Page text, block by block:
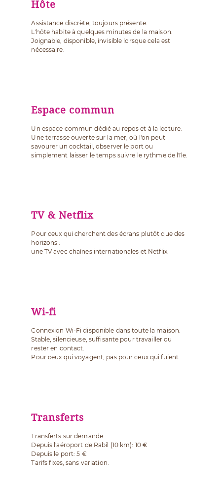
Hôte
Assistance discrète, toujours présente.
L'hôte habite à quelques minutes de la maison.
Joignable, disponible, invisible lorsque cela est
nécessaire.
Espace commun
Un espace commun dédié au repos et à la lecture.
Une terrasse ouverte sur la mer, où l'on peut
savourer un cocktail, observer le port ou
simplement laisser le temps suivre le rythme de l'île.
TV & Netflix
Pour ceux qui cherchent des écrans plutôt que des
horizons :
une TV avec chaînes internationales et Netflix.
Wi-fi
Connexion Wi-Fi disponible dans toute la maison.
Stable, silencieuse, suffisante pour travailler ou
rester en contact.
Pour ceux qui voyagent, pas pour ceux qui fuient.
Transferts
Transferts sur demande.
Depuis l'aéroport de Rabil (10 km): 10 €
Depuis le port: 5 €
Tarifs fixes, sans variation.